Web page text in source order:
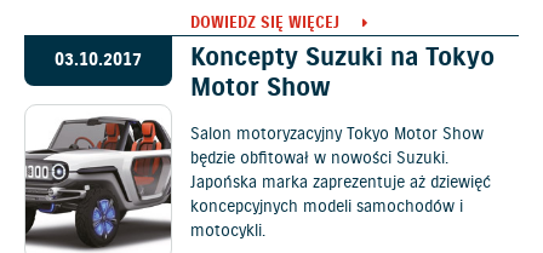
DOWIEDZ SIĘ WIĘCEJ
03.10.2017
Koncepty Suzuki na Tokyo
Motor Show
Salon motoryzacyjny Tokyo Motor Show
będzie obfitował w nowości Suzuki.
Japońska marka zaprezentuje aż dziewięć
koncepcyjnych modeli samochodów i
motocykli.